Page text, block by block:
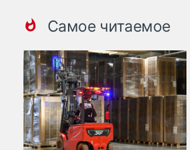
Самое читаемое